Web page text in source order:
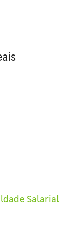
Salarial